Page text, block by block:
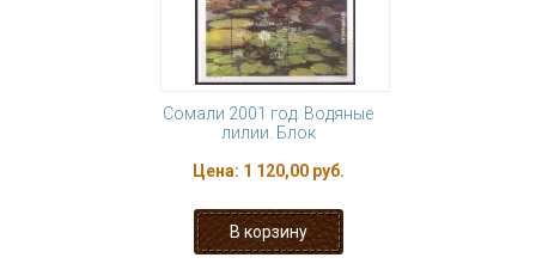
Сомали 2001 год. Водяные
лилии. Блок
Цена: 1 120,00 руб.